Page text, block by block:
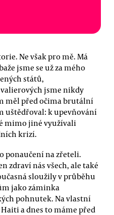
Ne však pro mě. Má
jsme se už za mého
států,
jsme nikdy
měl před očima brutální
uštědřoval: k upevňování
mimo jiné využívali
krizí.
ponaučení na zřeteli.
zdraví nás všech, ale také
sloužily v průběhu
jako záminka
pohnutek. Na vlastní
a dnes to máme před